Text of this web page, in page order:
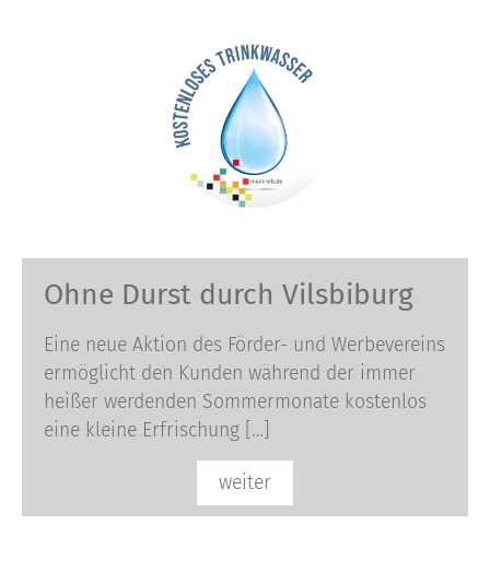
Ohne Durst durch Vilsbiburg
Eine neue Aktion des Förder- und Werbevereins
ermöglicht den Kunden während der immer
heißer werdenden Sommermonate kostenlos
eine kleine Erfrischung […]
weiter